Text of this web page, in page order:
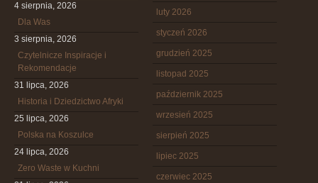
4 sierpnia, 2026
Dla Was
3 sierpnia, 2026
Czytelnicze Inspiracje i
Rekomendacje
31 lipca, 2026
Historia i Dziedzictwo Afryki
25 lipca, 2026
Polska na Koszulce
24 lipca, 2026
Zero Waste w Kuchni
luty 2026
styczeń 2026
grudzień 2025
listopad 2025
październik 2025
wrzesień 2025
sierpień 2025
lipiec 2025
czerwiec 2025